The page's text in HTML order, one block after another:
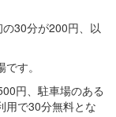
30分が200円、以
す。
円、駐車場のある
用で30分無料とな